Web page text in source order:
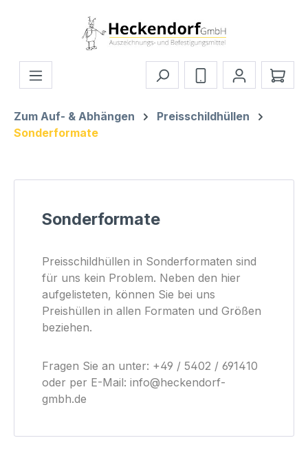
Zum Hauptinhalt springen
Zum Auf- & Abhängen
Preisschildhüllen
Sonderformate
Sonderformate
Preisschildhüllen in Sonderformaten sind
für uns kein Problem. Neben den hier
aufgelisteten, können Sie bei uns
Preishüllen in allen Formaten und Größen
beziehen.
Fragen Sie an unter: +49 / 5402 / 691410
oder per E-Mail: info@heckendorf-
gmbh.de